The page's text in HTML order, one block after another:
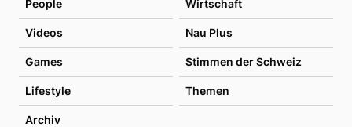
People Wirtschaft
Videos Nau Plus
Games Stimmen der Schweiz
Lifestyle Themen
Archiv